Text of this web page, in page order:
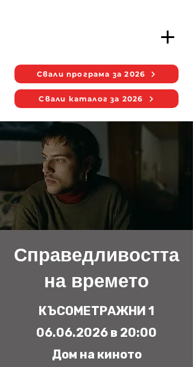
Свали програма за 2026
Свали каталог за 2026
Справедливостта
на времето
КЪСОМЕТРАЖНИ 1
06.06.2026 в 20:00
Дом на киното